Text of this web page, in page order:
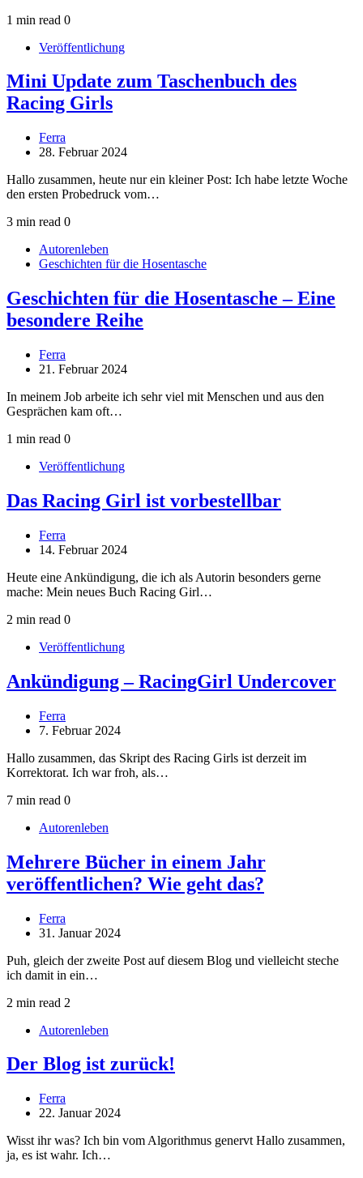
1 min read 0
Veröffentlichung
Mini Update zum Taschenbuch des
Racing Girls
Ferra
28. Februar 2024
Hallo zusammen, heute nur ein kleiner Post: Ich habe letzte Woche
den ersten Probedruck vom…
3 min read 0
Autorenleben
Geschichten für die Hosentasche
Geschichten für die Hosentasche – Eine
besondere Reihe
Ferra
21. Februar 2024
In meinem Job arbeite ich sehr viel mit Menschen und aus den
Gesprächen kam oft…
1 min read 0
Veröffentlichung
Das Racing Girl ist vorbestellbar
Ferra
14. Februar 2024
Heute eine Ankündigung, die ich als Autorin besonders gerne
mache: Mein neues Buch Racing Girl…
2 min read 0
Veröffentlichung
Ankündigung – RacingGirl Undercover
Ferra
7. Februar 2024
Hallo zusammen, das Skript des Racing Girls ist derzeit im
Korrektorat. Ich war froh, als…
7 min read 0
Autorenleben
Mehrere Bücher in einem Jahr
veröffentlichen? Wie geht das?
Ferra
31. Januar 2024
Puh, gleich der zweite Post auf diesem Blog und vielleicht steche
ich damit in ein…
2 min read 2
Autorenleben
Der Blog ist zurück!
Ferra
22. Januar 2024
Wisst ihr was? Ich bin vom Algorithmus genervt Hallo zusammen,
ja, es ist wahr. Ich…